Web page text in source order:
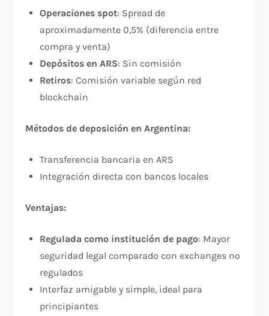
Operaciones spot: Spread de
aproximadamente 0,5% (diferencia entre
compra y venta)​
Depósitos en ARS: Sin comisión​
Retiros: Comisión variable según red
blockchain​
Métodos de deposición en Argentina:
Transferencia bancaria en ARS​
Integración directa con bancos locales​
Ventajas:
Regulada como institución de pago: Mayor
seguridad legal comparado con exchanges no
regulados​
Interfaz amigable y simple, ideal para
principiantes​